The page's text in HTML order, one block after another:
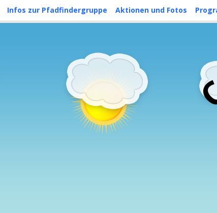
content
Infos zur Pfadfindergruppe Aktionen und Fotos